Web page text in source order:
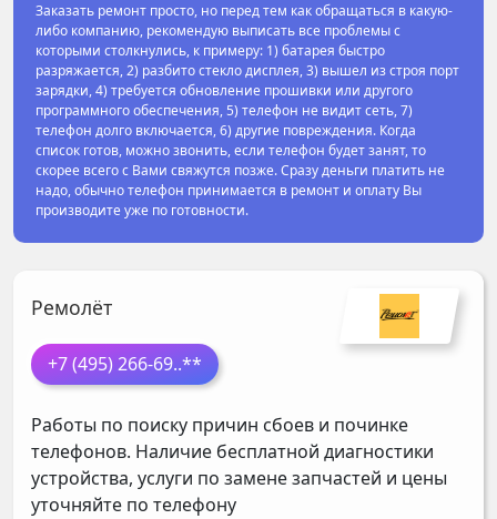
Заказать ремонт просто, но перед тем как обращаться в какую-
либо компанию, рекомендую выписать все проблемы с
которыми столкнулись, к примеру: 1) батарея быстро
разряжается, 2) разбито стекло дисплея, 3) вышел из строя порт
зарядки, 4) требуется обновление прошивки или другого
программного обеспечения, 5) телефон не видит сеть, 7)
телефон долго включается, 6) другие повреждения. Когда
список готов, можно звонить, если телефон будет занят, то
скорее всего с Вами свяжутся позже. Сразу деньги платить не
надо, обычно телефон принимается в ремонт и оплату Вы
производите уже по готовности.
Ремолёт
+7 (495) 266-69..**
Работы по поиску причин сбоев и починке
телефонов. Наличие бесплатной диагностики
устройства, услуги по замене запчастей и цены
уточняйте по телефону